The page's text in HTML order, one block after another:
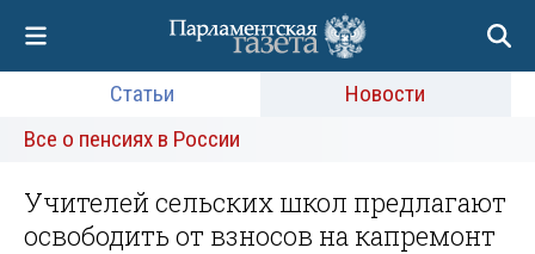
Статьи
Новости
Все о пенсиях в России
Учителей сельских школ предлагают
освободить от взносов на капремонт